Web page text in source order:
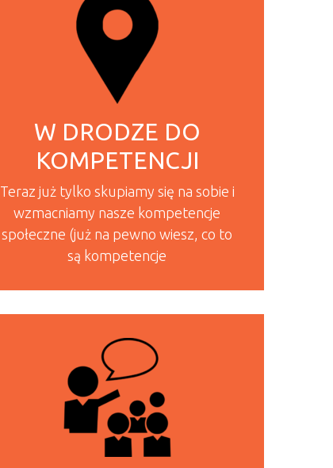
W DRODZE DO
KOMPETENCJI
Teraz już tylko skupiamy się na sobie i
wzmacniamy nasze kompetencje
społeczne (już na pewno wiesz, co to
są kompetencje